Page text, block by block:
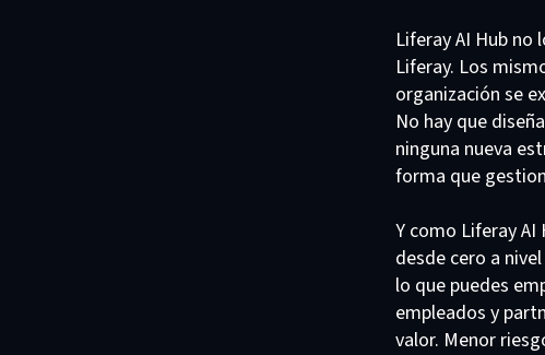
Liferay AI Hub
Liferay. Los
organización se
No hay que
ninguna nueva
forma que
Y como Liferay
desde cero a
lo que puedes
empleados y
valor. Menor